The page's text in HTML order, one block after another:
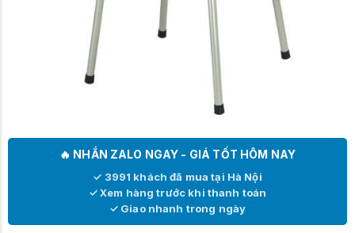
🔥 NHẮN ZALO NGAY - GIÁ TỐT HÔM NAY
✓ 3991 khách đã mua tại Hà Nội
✓ Xem hàng trước khi thanh toán
✓ Giao nhanh trong ngày